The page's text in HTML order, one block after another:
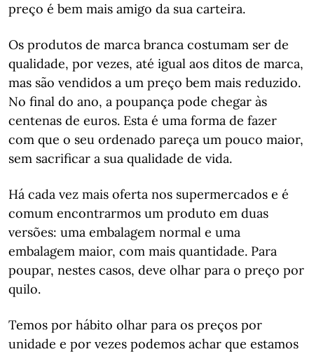
preço é bem mais amigo da sua carteira.
Os produtos de marca branca costumam ser de
qualidade, por vezes, até igual aos ditos de marca,
mas são vendidos a um preço bem mais reduzido.
No final do ano, a poupança pode chegar às
centenas de euros. Esta é uma forma de fazer
com que o seu ordenado pareça um pouco maior,
sem sacrificar a sua qualidade de vida.
Há cada vez mais oferta nos supermercados e é
comum encontrarmos um produto em duas
versões: uma embalagem normal e uma
embalagem maior, com mais quantidade. Para
poupar, nestes casos, deve olhar para o preço por
quilo.
Temos por hábito olhar para os preços por
unidade e por vezes podemos achar que estamos